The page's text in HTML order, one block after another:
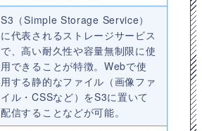
S3（Simple Storage Service）
に代表されるストレージサービス
で、高い耐久性や容量無制限に使
用できることが特徴。Webで使
用する静的なファイル（画像ファ
イル・CSSなど）をS3に置いて
配信することなどが可能。